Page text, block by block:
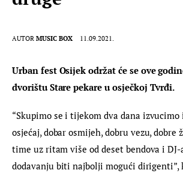
AUTOR MUSIC BOX 11.09.2021.
Urban fest Osijek održat će se ove
dvorištu Stare pekare u osječkoj Tvrđi.
“Skupimo se i tijekom dva dana izvucimo
osjećaj, dobar osmijeh, dobru vezu, dobre
time uz ritam više od deset bendova i
dodavanju biti najbolji mogući dirigenti”,